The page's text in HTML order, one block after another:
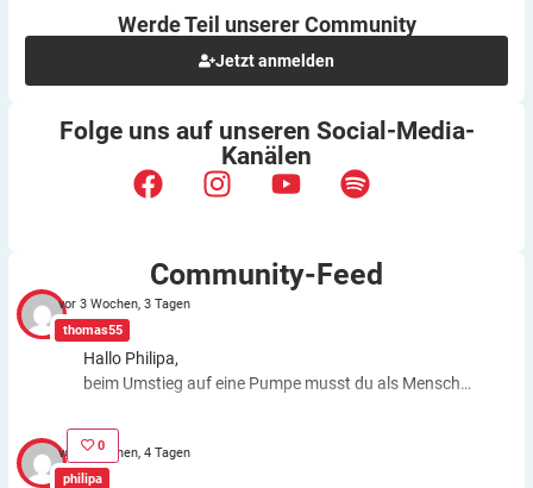
Werde Teil unserer Community
Jetzt anmelden
Folge uns auf unseren Social-Media-
Kanälen
Community-Feed
thomas55
vor 3 Wochen, 3 Tagen
Hallo Philipa,
beim Umstieg auf eine Pumpe musst du als Mensch
ICT. Schätzfehler bleiben also. Du kannst aber die
Basalrate individuell einstellen, z.B. In den frühen
Morgenstunden mehr Insulin zuführen. Auch bei
0
philipa
vor 3 Wochen, 4 Tagen